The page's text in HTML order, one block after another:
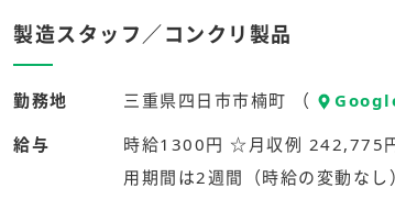
製造スタッフ／コンクリ製品
勤務地 三重県四日市市楠町 （
給与
時給1300円 ☆月収例 242,775
用期間は2週間（時給の変動な